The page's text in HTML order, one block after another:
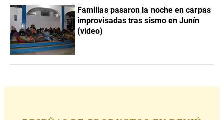
Familias pasaron la noche en carpas
improvisadas tras sismo en Junín
(vídeo)